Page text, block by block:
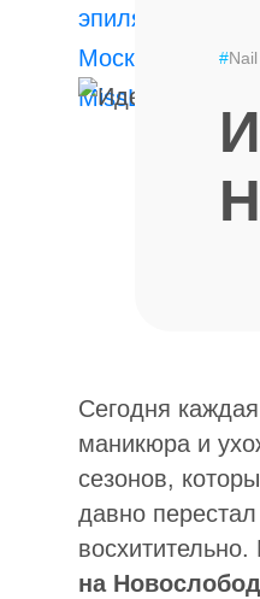
#
Сегодня
маникюра и
сезонов,
давно
на